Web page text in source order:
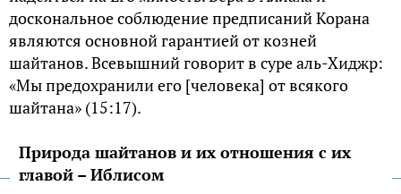
доскональное соблюдение предписаний Корана
являются основной гарантией от козней
шайтанов. Всевышний говорит в суре аль-Хиджр:
«Мы предохранили его [человека] от всякого
шайтана» (15:17).
Природа шайтанов и их отношения с их
главой – Иблисом